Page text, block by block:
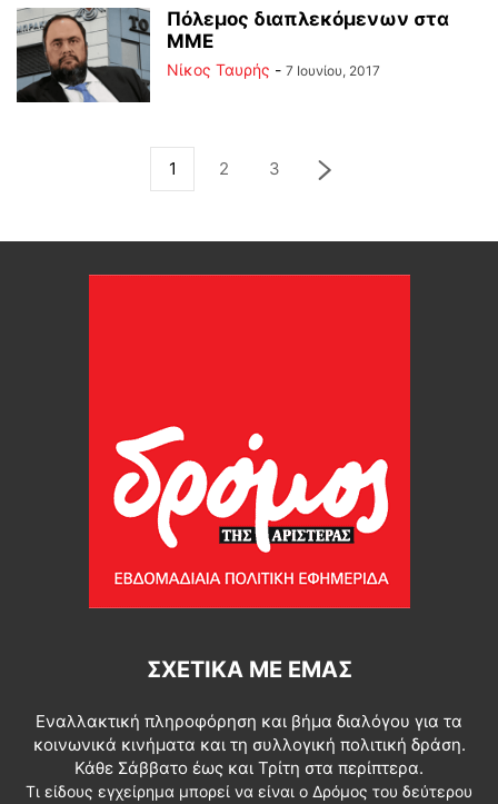
Πόλεμος διαπλεκόμενων στα
ΜΜΕ
Νίκος Ταυρής - 7 Ιουνίου, 2017
1 2 3
ΣΧΕΤΙΚΆ ΜΕ ΕΜΆΣ
Εναλλακτική πληροφόρηση και βήμα διαλόγου για τα
κοινωνικά κινήματα και τη συλλογική πολιτική δράση.
Κάθε Σάββατο έως και Τρίτη στα περίπτερα.
Τι είδους εγχείρημα μπορεί να είναι ο Δρόμος του δεύτερου